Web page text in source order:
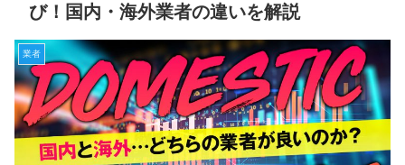
び！国内・海外業者の違いを解説
業者